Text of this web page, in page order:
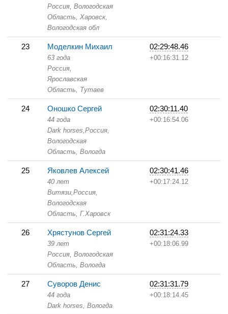
Россия, Вологодская
Область, Харовск,
Вологодская обл
23 Моделкин Михаил
63 года
Россия,
Ярославская
Область, Тутаев
02:29:48.46
+00:16:31.12
24 Оношко Сергей
44 года
Dark horses,Россия,
Вологодская
Область, Вологда
02:30:11.40
+00:16:54.06
25 Яковлев Алексей
40 лет
Витязи,Россия,
Вологодская
Область, Г.Харовск
02:30:41.46
+00:17:24.12
26 Хрястунов Сергей
39 лет
Россия, Вологодская
Область, Вологда
02:31:24.33
+00:18:06.99
27 Суворов Денис
44 года
Dark horses, Вологда
02:31:31.79
+00:18:14.45